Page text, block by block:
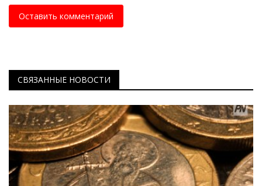
Оставить комментарий
СВЯЗАННЫЕ НОВОСТИ